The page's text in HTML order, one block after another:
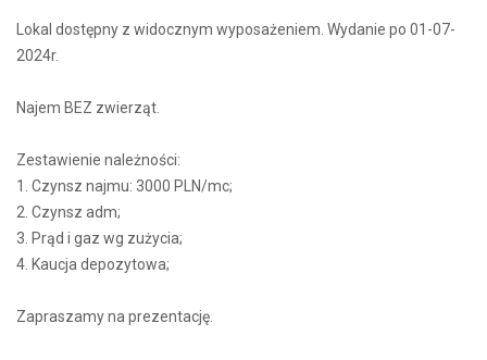
Lokal dostępny z widocznym wyposażeniem. Wydanie po 01-07-
2024r.
Najem BEZ zwierząt.
Zestawienie należności:
1. Czynsz najmu: 3000 PLN/mc;
2. Czynsz adm;
3. Prąd i gaz wg zużycia;
4. Kaucja depozytowa;
Zapraszamy na prezentację.